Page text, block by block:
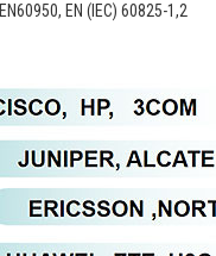
EN60950, EN (IEC) 60825-1,2